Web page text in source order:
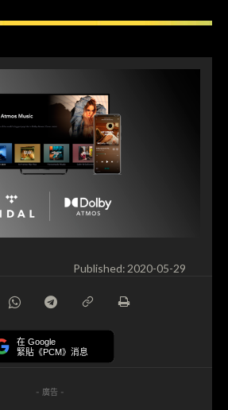
Published: 2020-05-29
在 Google
緊貼《PCM》消息
- 廣告 -